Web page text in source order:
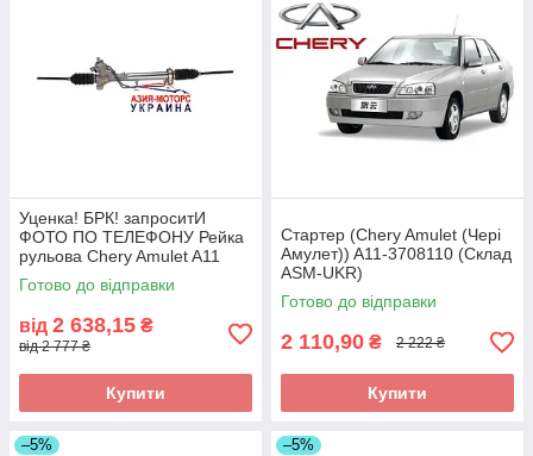
Уценка! БРК! запроситИ
ФОТО ПО ТЕЛЕФОНУ Рейка
рульова Chery Amulet A11
(Чері Амулет А11) A11-
3400010B (Склад ASM-UKR)
Готово до відправки
від 2 638,15 ₴
від 2 777 ₴
Купити
Стартер (Chery Amulet (Чері
Амулет)) A11-3708110 (Склад
ASM-UKR)
Готово до відправки
2 110,90 ₴ 2 222 ₴
Купити
–5% –5%